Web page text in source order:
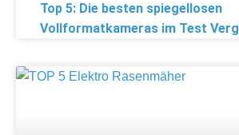
Top 5: Die besten spiegellosen
Vollformatkameras im Test